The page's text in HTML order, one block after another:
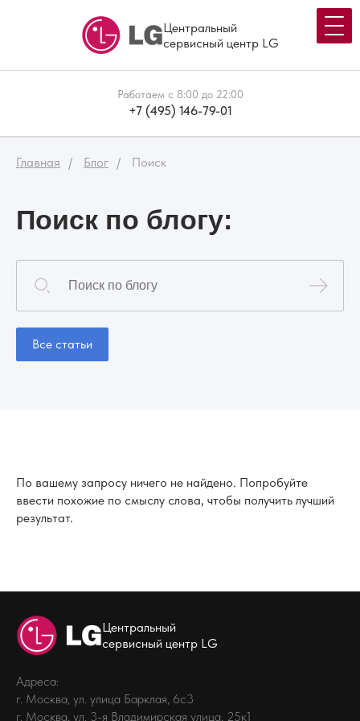
Центральный
сервисный центр LG
Работаем с 8:00 до 22:00
+7 (495) 146-79-01
Главная Блог Поиск
Поиск по блогу:
Все статьи
По вашему запросу ничего не найдено. Попробуйте
ввести похожие по смыслу слова, чтобы получить лучший
результат.
Центральный
сервисный центр LG
Адреса:
г. Москва, ул. улица Барклая, 6с3
г. Москва, ул. 3-я Владимирская улица, 25к1